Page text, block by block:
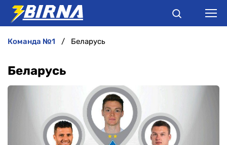
АНАЛІТИКА
команда №1 Беларусь
Беларусь